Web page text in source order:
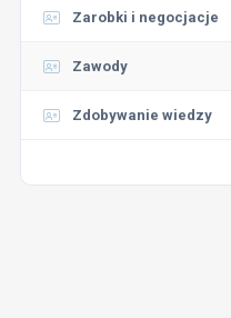
Zarobki i negocjacje
Zawody
Zdobywanie wiedzy